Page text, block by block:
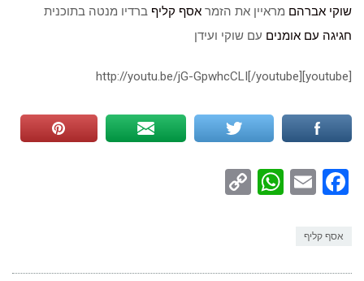
שוקי אברהם מראיין את הזמר אסף קליף ברדיו מנטה בתוכנית
חגיגה עם אומנים עם שוקי ועידן
[youtube]http://youtu.be/jG-GpwhcCLI[/youtube]
Facebook
Email
WhatsApp
אסף קליף